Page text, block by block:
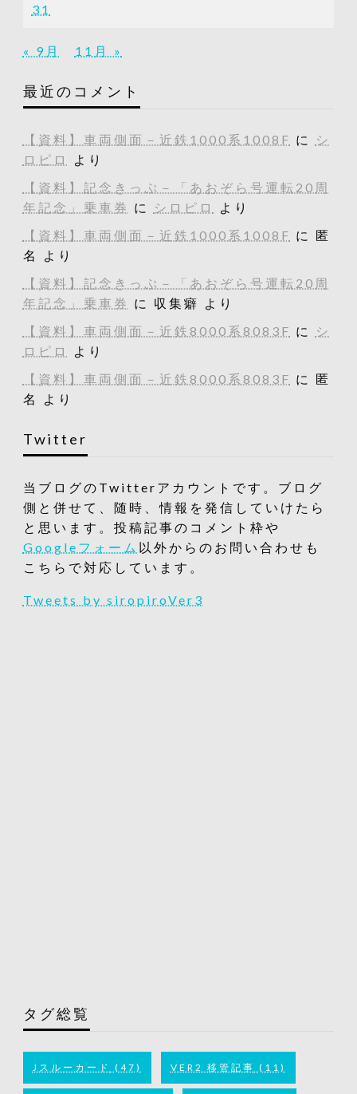
31
« 9月 11月 »
最近のコメント
【資料】車両側面－近鉄1000系1008F に
シ
ロピロ
より
【資料】記念きっぷ－「あおぞら号運転20周
年記念」乗車券 に シロピロ
より
【資料】車両側面－近鉄1000系1008F に 匿
名
より
【資料】記念きっぷ－「あおぞら号運転20周
年記念」乗車券 に 収集癖
より
【資料】車両側面－近鉄8000系8083F に
シ
ロピロ
より
【資料】車両側面－近鉄8000系8083F に 匿
名
より
Twitter
当ブログのTwitterアカウントです。ブログ
側と併せて、随時、情報を発信していけたら
と思います。投稿記事のコメント枠や
Googleフォーム 以外からのお問い合わせも
こちらで対応しています。
Tweets by siropiroVer3
タグ総覧
Jスルーカード (47) VER2 移管記事 (11)